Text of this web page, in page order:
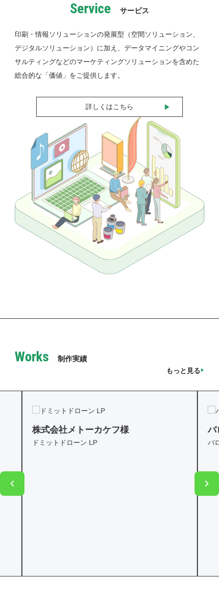
Service サービス
印刷・情報ソリューションの発展型（空間ソリューション、
デジタルソリューション）に加え、データマイニングやコン
サルティングなどのマーケティングソリューションを含めた
総合的な「価値」をご提供します。
詳しくはこちら
Works 制作実績
もっと見る
株式会社メトーカケフ様
ドミットドローン LP
バ
バ